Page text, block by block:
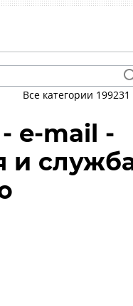
Все категории 199231
e-mail -
и